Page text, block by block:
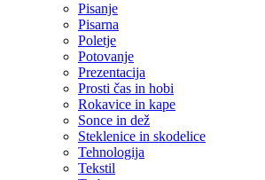
Pisanje
Pisarna
Poletje
Potovanje
Prezentacija
Prosti čas in hobi
Rokavice in kape
Sonce in dež
Steklenice in skodelice
Tehnologija
Tekstil